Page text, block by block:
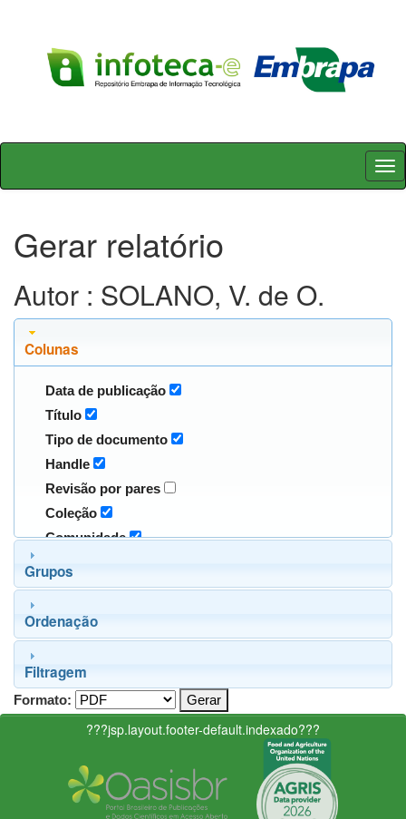
Skip
Gerar relatório
Autor : SOLANO, V. de O.
Colunas
Data de publicação
Título
Tipo de documento
Handle
Revisão por pares
Coleção
Comunidade
Grupos
Ordenação
Filtragem
Formato:
???jsp.layout.footer-default.indexado???